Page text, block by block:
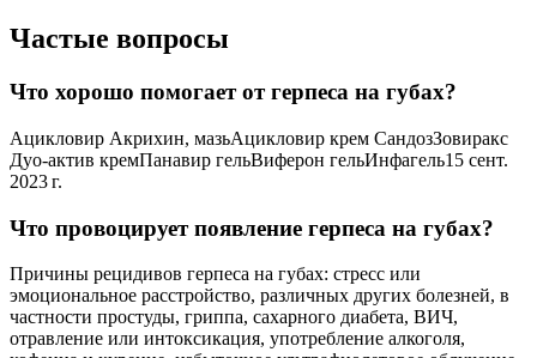
Частые вопросы
Что хорошо помогает от герпеса на губах?
Ацикловир Акрихин, мазьАцикловир крем СандозЗовиракс
Дуо-актив кремПанавир гельВиферон гельИнфагель15 сент.
2023 г.
Что провоцирует появление герпеса на губах?
Причины рецидивов герпеса на губах: стресс или
эмоциональное расстройство, различных других болезней, в
частности простуды, гриппа, сахарного диабета, ВИЧ,
отравление или интоксикация, употребление алкоголя,